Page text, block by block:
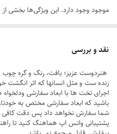
موجود وجود دارد. این ویژگی‌ها
لطفاً پیش از ثبت سفارش، تصاویر
سفارش به‌منزله‌ی پذیرش این موارد و
نقد و بررسی
هنردوست عزیز؛ بافت، رنگ و گره
زنده ست و مثل انسانها که اثر انگشت
اجرای تخت ها با ابعاد سفارشی
باشید که ابعاد سفارشی مختص به
شما سفارش نخواهد داد پس دقت کافی
پشتیبانی واتس اپ هماهنگ‌ کنید تا